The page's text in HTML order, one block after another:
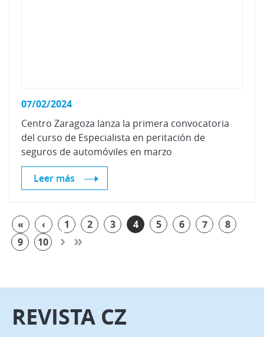
07/02/2024
Centro Zaragoza lanza la primera convocatoria
del curso de Especialista en peritación de
seguros de automóviles en marzo
Leer más
« ‹ 1 2 3 4 5 6 7
8
9
10 › »
REVISTA CZ